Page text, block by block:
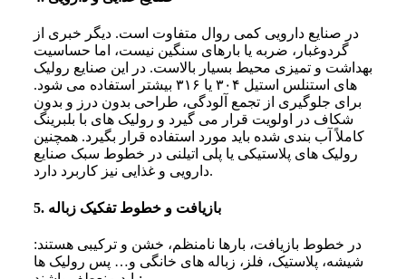
در صنایع دارویی کمی روال متفاوت است. دیگر خبری از
گردوغبار، ضربه یا بارهای سنگین نیست، اما حساسیت
بهداشت و تمیزی محیط بسیار بالاست. در این صنایع رولیک
های استنلس استیل ۳۰۴ یا ۳۱۶ بیشتر استفاده می شود.
برای جلوگیری از تجمع آلودگی، طراحی بدون درز و بدون
شکاف در اولویت قرار می گیرد و رولیک های با بلبرینگ
کاملاً آب بندی شده باید مورد استفاده قرار بگیرد. همچنین
رولیک های پلاستیکی یا پلی اتیلنی در خطوط سبک صنایع
دارویی و غذایی نیز کاربرد دارد.
5. بازیافت و خطوط تفکیک زباله
در خطوط بازیافت، بارها نامنظم، خشن و ترکیبی هستند:
شیشه، پلاستیک، فلز، زباله های خانگی و… پس رولیک ها